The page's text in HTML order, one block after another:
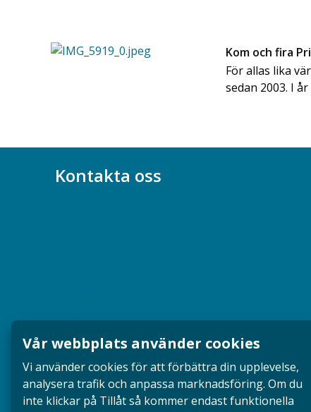
Kom och fira
För allas lika
sedan 2003. I
Kontakta oss
Dina försäkringar i Akademikerförsäkring
Vår webbplats använder cookies
Vi använder cookies för att förbättra din upplevelse,
analysera trafik och anpassa marknadsföring. Om du
inte klickar på Tillåt så kommer endast funktionella